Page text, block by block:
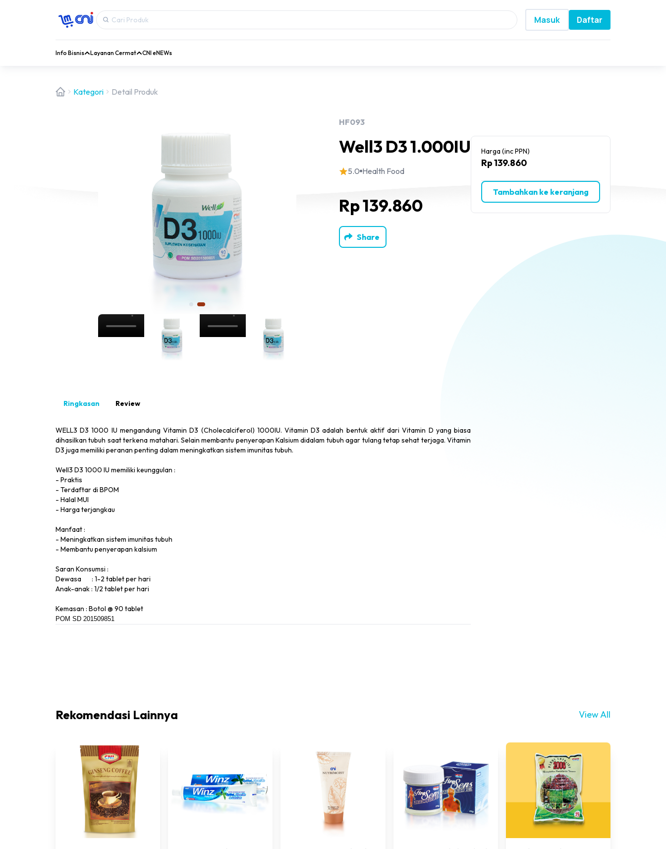
Masuk Daftar
Info Bisnis Layanan Cermat CNI eNEWs
Kategori Detail Produk
HF093
Well3 D3 1.000IU
5.0 Health Food
Rp 139.860
Share
Ringkasan Review
WELL3 D3 1000 IU mengandung Vitamin D3 (Cholecalciferol) 1000IU. Vitamin D3 adalah bentuk aktif dari Vitamin D yang biasa
dihasilkan tubuh saat terkena matahari. Selain membantu penyerapan Kalsium didalam tubuh agar tulang tetap sehat terjaga. Vitamin
D3 juga memiliki peranan penting dalam meningkatkan sistem imunitas tubuh.
Well3 D3 1000 IU memiliki keunggulan :
- ​Praktis
- Terdaftar di BPOM
- Halal MUI
- Harga terjangkau​
Manfaat :
- Meningkatkan sistem imunitas tubuh
- Membantu penyerapan kalsium
Saran Konsumsi :
Dewasa : 1-2 tablet per hari
Anak-anak : 1/2 tablet per hari
Kemasan : Botol @ 90 tablet
POM SD 201509851
Harga (inc PPN)
Rp 139.860
Tambahkan ke keranjang
Rekomendasi Lainnya View All